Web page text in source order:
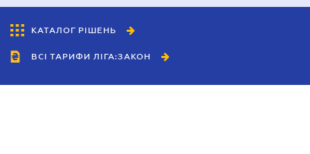
КАТАЛОГ РІШЕНЬ
ВСІ ТАРИФИ ЛІГА:ЗАКОН